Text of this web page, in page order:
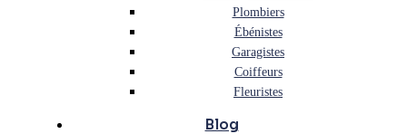
Plombiers
Ébénistes
Garagistes
Coiffeurs
Fleuristes
Blog